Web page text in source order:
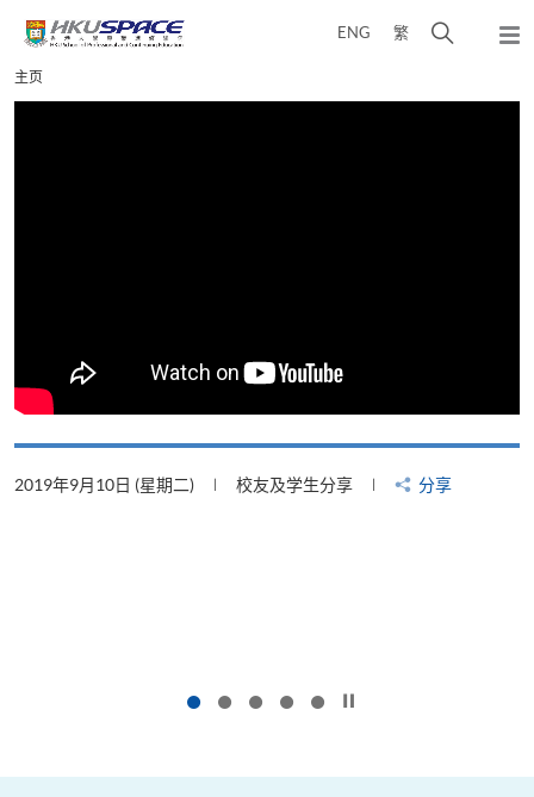
content
ENG 繁
弹
Main
content
主页
2019年9月10日 (星期二) 校友及学生分享 分享